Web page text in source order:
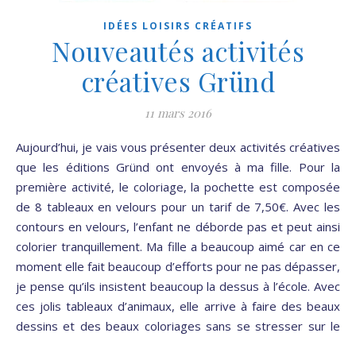
IDÉES LOISIRS CRÉATIFS
Nouveautés activités
créatives Gründ
11 mars 2016
Aujourd’hui, je vais vous présenter deux activités créatives
que les éditions Gründ ont envoyés à ma fille. Pour la
première activité, le coloriage, la pochette est composée
de 8 tableaux en velours pour un tarif de 7,50€. Avec les
contours en velours, l’enfant ne déborde pas et peut ainsi
colorier tranquillement. Ma fille a beaucoup aimé car en ce
moment elle fait beaucoup d’efforts pour ne pas dépasser,
je pense qu’ils insistent beaucoup la dessus à l’école. Avec
ces jolis tableaux d’animaux, elle arrive à faire des beaux
dessins et des beaux coloriages sans se stresser sur le